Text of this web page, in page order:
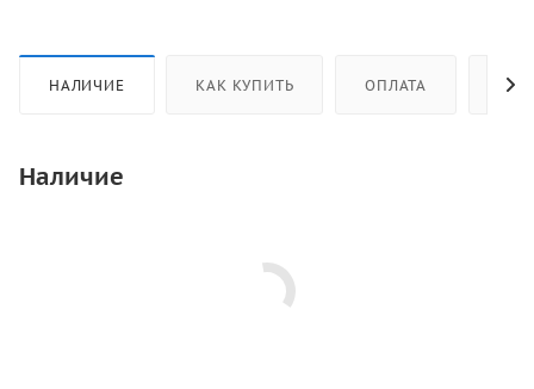
НАЛИЧИЕ КАК КУПИТЬ ОПЛАТА
Наличие